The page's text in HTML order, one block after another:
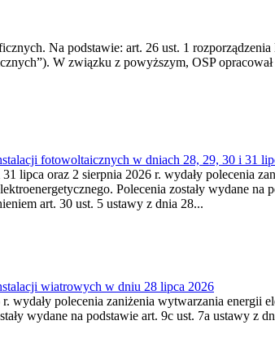
Na podstawie: art. 26 ust. 1
W związku z powyższym, OSP
fotowoltaicznych w dniach 28, 29, 30 i 31
lipca oraz 2 sierpnia 2026 r. wydały polecenia
Polecenia zostały wydane
art. 30 ust. 5 ustawy z dnia 28...
wiatrowych w dniu 28 lipca 2026
polecenia zaniżenia wytwarzania energii
wydane na podstawie art. 9c ust. 7a ustawy